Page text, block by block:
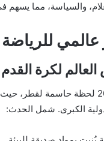
والسياسة، مما يسهم
للرياضة
لكرة القدم 2022
كان كأس العالم 2022 لحظة حاسمة
الكبرى. شمل الحدث: